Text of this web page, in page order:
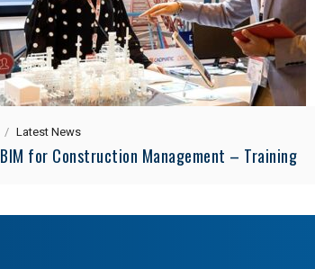
Latest News
BIM for Construction Management – Training